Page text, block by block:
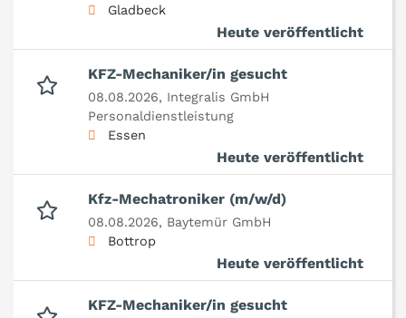
Gladbeck
Heute veröffentlicht
KFZ-Mechaniker/in gesucht
08.08.2026, Integralis GmbH
Personaldienstleistung
Essen
Heute veröffentlicht
Kfz-Mechatroniker (m/w/d)
08.08.2026, Baytemür GmbH
Bottrop
Heute veröffentlicht
KFZ-Mechaniker/in gesucht